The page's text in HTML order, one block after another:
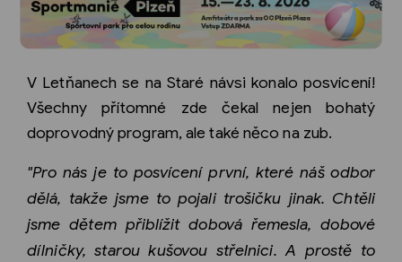
V Letňanech se na Staré návsi konalo posvícení!
Všechny přítomné zde čekal nejen bohatý
doprovodný program, ale také něco na zub.
"Pro nás je to posvícení první, které náš odbor
dělá, takže jsme to pojali trošičku jinak. Chtěli
jsme dětem přiblížit dobová řemesla, dobové
dílničky, starou kušovou střelnici. A prostě to